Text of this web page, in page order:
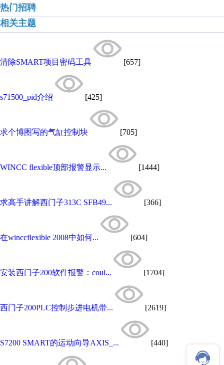
热门招聘
相关主题
清除SMART项目密码工具 [657]
s71500_pid介绍 [425]
求个博图写的气缸控制块 [705]
WINCC flexible顶部报警显示... [1444]
求高手讲解西门子313C SFB49... [366]
在winccflexible 2008中如何... [604]
安装西门子200软件报警：coul... [1704]
西门子200PLC控制步进电机带... [2619]
S7200 SMART的运动向导AXIS_... [440]